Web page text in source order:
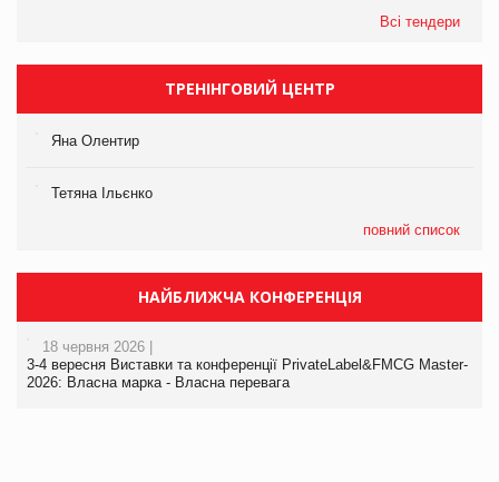
Всі тендери
ТРЕНІНГОВИЙ ЦЕНТР
Яна Олентир
Тетяна Ільєнко
повний список
НАЙБЛИЖЧА КОНФЕРЕНЦІЯ
18 червня 2026 |
3-4 вересня Виставки та конференції PrivateLabel&FMCG Master-
2026: Власна марка - Власна перевага